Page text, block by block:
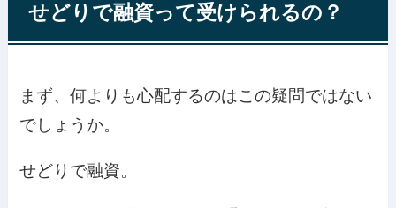
せどりで融資って受けられるの？
まず、何よりも心配するのはこの疑問ではない
でしょうか。
せどりで融資。